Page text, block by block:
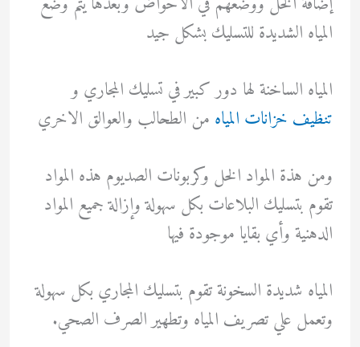
المياه الشديدة للتسليك بشكل جيد
المياه الساخنة لها دور كبير في تسليك المجاري و
تنظيف خزانات المياه من الطحالب والعوالق الاخري
ومن هذة المواد الخل وكربونات الصديوم هذه المواد
تقوم بتسليك البلاعات بكل سهولة وإزالة جميع المواد
الدهنية وأي بقايا موجودة فيها
المياه شديدة السخونة تقوم بتسليك المجاري بكل سهولة
وتعمل علي تصريف المياه وتطهير الصرف الصحي.